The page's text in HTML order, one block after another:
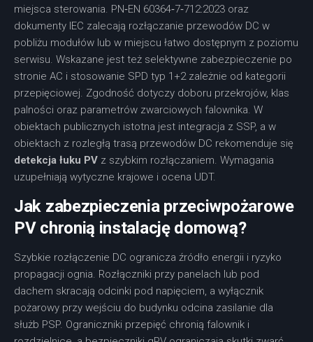
miejsca sterowania. PN‑EN 60364‑7‑712:2023 oraz
dokumenty IEC zalecają rozłączanie przewodów DC w
pobliżu modułów lub w miejscu łatwo dostępnym z poziomu
serwisu. Wskazane jest też selektywne zabezpieczenie po
stronie AC i stosowanie SPD typ 1+2 zależnie od kategorii
przepięciowej. Zgodność dotyczy doboru przekrojów, klas
palności oraz parametrów zwarciowych falownika. W
obiektach publicznych istotna jest integracja z SSP, a w
obiektach z rozległą trasą przewodów DC rekomenduje się
detekcja łuku PV z szybkim rozłączaniem. Wymagania
uzupełniają wytyczne krajowe i ocena UDT.
Jak zabezpieczenia przeciwpożarowe
PV chronią instalację domową?
Szybkie rozłączenie DC ogranicza źródło energii i ryzyko
propagacji ognia. Rozłączniki przy panelach lub pod
dachem skracają odcinki pod napięciem, a wyłącznik
pożarowy przy wejściu do budynku odcina zasilanie dla
służb PSP. Ograniczniki przepięć chronią falownik i